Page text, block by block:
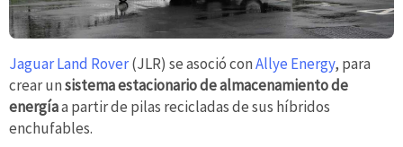
Jaguar Land Rover(JLR) se asoció conAllye Energy, para
crear unsistema estacionario de almacenamiento de
energíaa partir de pilas recicladas de sus híbridos
enchufables.